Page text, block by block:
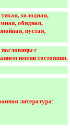
холодная,
обидная,
пустая,
с
литература: